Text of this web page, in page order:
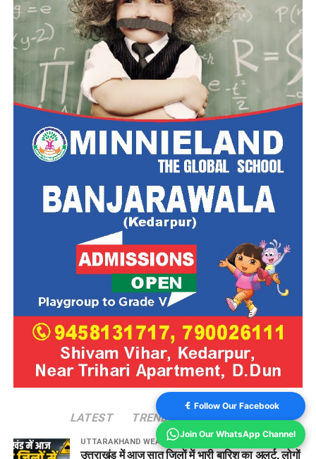
LATEST TRENDING VIDEOS
UTTARAKHAND WEATHER
उत्तराखंड में आज सात जिलों में भारी बारिश का अलर्ट, लोगों
Follow Our Facebook
Join Our WhatsApp Channel